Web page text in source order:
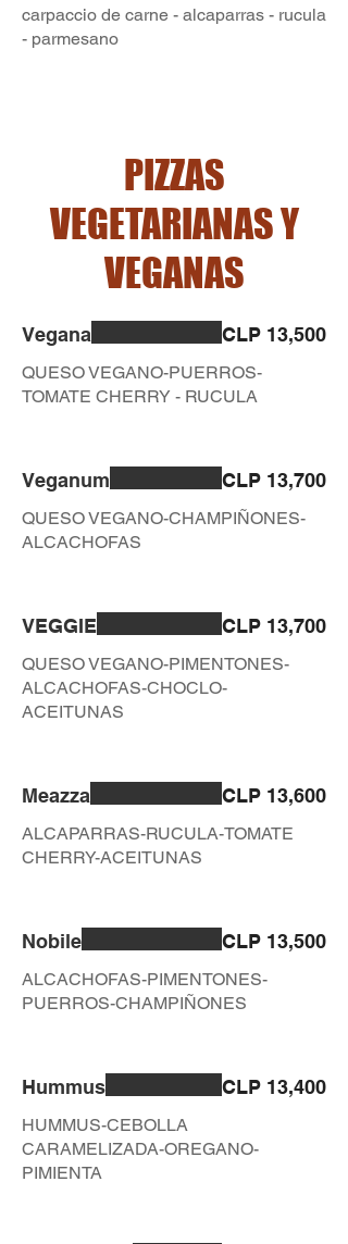
carpaccio de carne - alcaparras - rucula
- parmesano
PIZZAS
VEGETARIANAS Y
VEGANAS
Vegana
QUESO VEGANO-PUERROS-
TOMATE CHERRY - RUCULA
CLP 13,500
Veganum
QUESO VEGANO-CHAMPIÑONES-
ALCACHOFAS
CLP 13,700
VEGGIE
QUESO VEGANO-PIMENTONES-
ALCACHOFAS-CHOCLO-
ACEITUNAS
CLP 13,700
Meazza
ALCAPARRAS-RUCULA-TOMATE
CHERRY-ACEITUNAS
CLP 13,600
Nobile
ALCACHOFAS-PIMENTONES-
PUERROS-CHAMPIÑONES
CLP 13,500
Hummus
HUMMUS-CEBOLLA
CARAMELIZADA-OREGANO-
PIMIENTA
CLP 13,400